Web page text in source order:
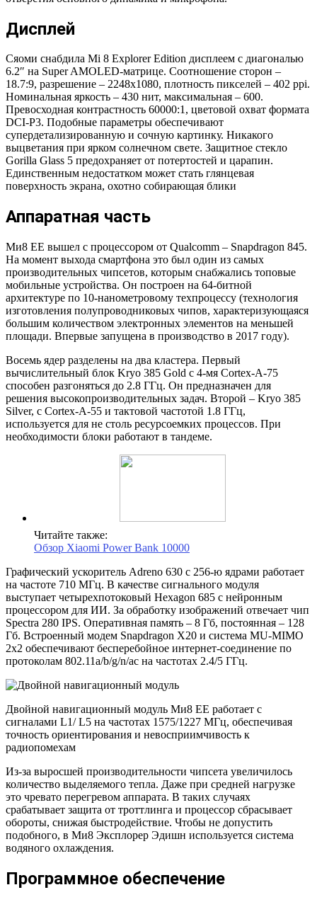
Дисплей
Сяоми снабдила Mi 8 Explorer Edition дисплеем с диагональю
6.2″ на Super AMOLED-матрице. Соотношение сторон –
18.7:9, разрешение – 2248х1080, плотность пикселей – 402 ppi.
Номинальная яркость – 430 нит, максимальная – 600.
Превосходная контрастность 60000:1, цветовой охват формата
DCI-P3. Подобные параметры обеспечивают
супердетализированную и сочную картинку. Никакого
выцветания при ярком солнечном свете. Защитное стекло
Gorilla Glass 5 предохраняет от потертостей и царапин.
Единственным недостатком может стать глянцевая
поверхность экрана, охотно собирающая блики
Аппаратная часть
Ми8 ЕЕ вышел с процессором от Qualcomm – Snapdragon 845.
На момент выхода смартфона это был один из самых
производительных чипсетов, которым снабжались топовые
мобильные устройства. Он построен на 64-битной
архитектуре по 10-нанометровому техпроцессу (технология
изготовления полупроводниковых чипов, характеризующаяся
большим количеством электронных элементов на меньшей
площади. Впервые запущена в производство в 2017 году).
Восемь ядер разделены на два кластера. Первый
вычислительный блок Kryo 385 Gold с 4-мя Cortex-A-75
способен разгоняться до 2.8 ГГц. Он предназначен для
решения высокопроизводительных задач. Второй – Kryo 385
Silver, с Cortex-A-55 и тактовой частотой 1.8 ГГц,
используется для не столь ресурсоемких процессов. При
необходимости блоки работают в тандеме.
Читайте также:
Обзор Xiaomi Power Bank 10000
Графический ускоритель Adreno 630 с 256-ю ядрами работает
на частоте 710 МГц. В качестве сигнального модуля
выступает четырехпотоковый Hexagon 685 c нейронным
процессором для ИИ. За обработку изображений отвечает чип
Spectra 280 IPS. Оперативная память – 8 Гб, постоянная – 128
Гб. Встроенный модем Snapdragon X20 и система MU-MIMO
2х2 обеспечивают бесперебойное интернет-соединение по
протоколам 802.11a/b/g/n/ac на частотах 2.4/5 ГГц.
Двойной навигационный модуль Ми8 ЕЕ работает c
сигналами L1/ L5 на частотах 1575/1227 МГц, обеспечивая
точность ориентирования и невосприимчивость к
радиопомехам
Из-за выросшей производительности чипсета увеличилось
количество выделяемого тепла. Даже при средней нагрузке
это чревато перегревом аппарата. В таких случаях
срабатывает защита от троттлинга и процессор сбрасывает
обороты, снижая быстродействие. Чтобы не допустить
подобного, в Ми8 Эксплорер Эдишн используется система
водяного охлаждения.
Программное обеспечение